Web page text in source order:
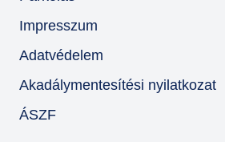
Impresszum
Adatvédelem
Akadálymentesítési nyilatkozat
ÁSZF